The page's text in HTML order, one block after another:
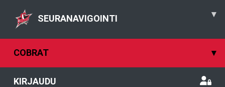
SEURANAVIGOINTI ▾
COBRAT ▾
KIRJAUDU